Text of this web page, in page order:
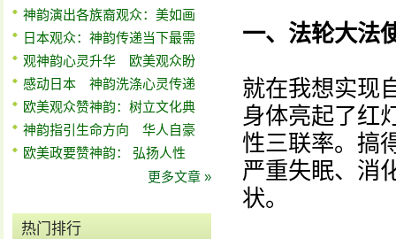
神韵演出各族裔观众：美如画
日本观众：神韵传递当下最需
观神韵心灵升华 欧美观众盼
感动日本 神韵洗涤心灵传递
欧美观众赞神韵：树立文化典
神韵指引生命方向 华人自豪
欧美政要赞神韵： 弘扬人性
更多文章 »
热门排行
一、法轮大法
就在我想实现
身体亮起了红
性三联率。搞
严重失眠、消
状。